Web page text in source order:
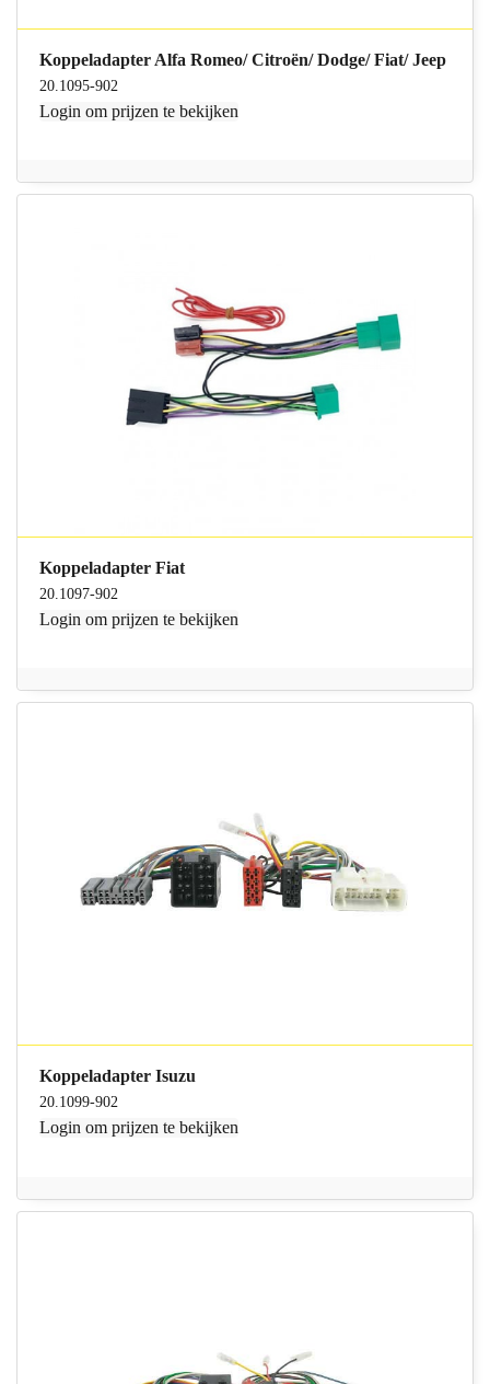
Koppeladapter Alfa Romeo/ Citroën/ Dodge/ Fiat/ Jeep
20.1095-902
Login om prijzen te bekijken
Koppeladapter Fiat
20.1097-902
Login om prijzen te bekijken
Koppeladapter Isuzu
20.1099-902
Login om prijzen te bekijken